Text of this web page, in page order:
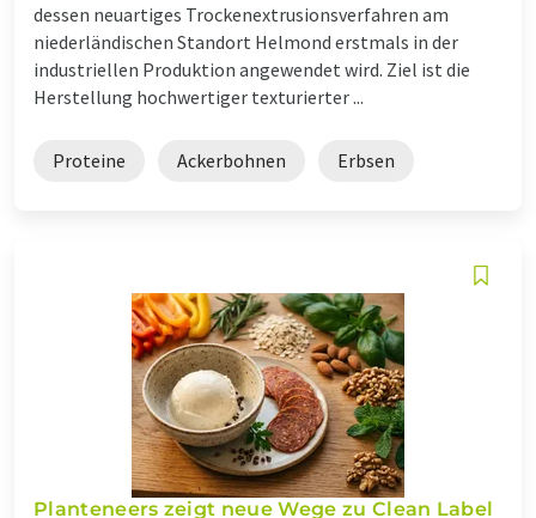
dessen neuartiges Trockenextrusionsverfahren am
niederländischen Standort Helmond erstmals in der
industriellen Produktion angewendet wird. Ziel ist die
Herstellung hochwertiger texturierter ...
Proteine Ackerbohnen Erbsen
Planteneers zeigt neue Wege zu Clean Label